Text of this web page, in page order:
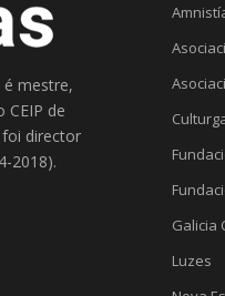
é mestre,
CEIP de
foi director
2018).
Galicia
Luzes